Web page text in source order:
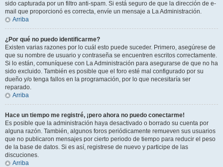
sido capturada por un filtro anti-spam. Si está seguro de que la dirección de e-
mail que proporcionó es correcta, envíe un mensaje a La Administración.
Arriba
¿Por qué no puedo identificarme?
Existen varias razones por lo cuál esto puede suceder. Primero, asegúrese de
que su nombre de usuario y contraseña se encuentren escritos correctamente.
Si lo están, comuníquese con La Administración para asegurarse de que no ha
sido excluido. También es posible que el foro esté mal configurado por su
dueño y/o tenga fallos en la programación, por lo que necesitaría ser
reparado.
Arriba
Hace un tiempo me registré, ¡pero ahora no puedo conectarme!
Es posible que la administración haya desactivado o borrado su cuenta por
alguna razón. También, algunos foros periódicamente remueven sus usuarios
que no publicaron mensajes por cierto periodo de tiempo para reducir el peso
de la base de datos. Si es así, registrese de nuevo y participe de las
discuciones.
Arriba